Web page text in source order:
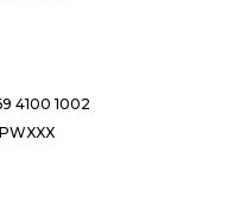
4100 1002